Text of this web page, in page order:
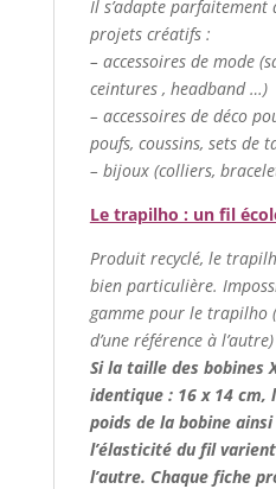
Il s’adapte parfaitement
projets créatifs :
– accessoires de mode
ceintures , headband …)
– accessoires de déco
poufs, coussins, sets de
– bijoux (colliers,
Le trapilho : un fil
Produit recyclé, le
bien particulière.
gamme pour le trapilho
d’une référence à l’autre)
Si la taille des bobines
identique : 16 x 14
poids de la bobine
l’élasticité du fil
l’autre. Chaque fiche